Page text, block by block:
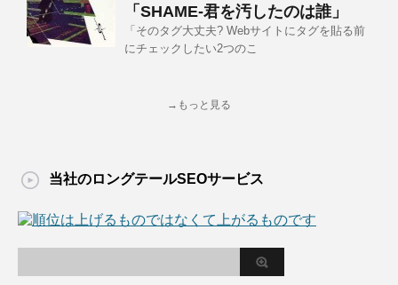
「SHAME-君を汚したのは誰」
「そのタグ大丈夫? Webサイトにタグを貼る前
にチェックしたい2つのこ
→もっと見る
当社のロングテールSEOサービス